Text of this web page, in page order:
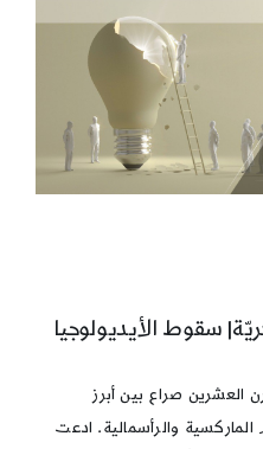
سقوط الأيديولوجيا
العشرين صراع بين أبرز
الماركسية والرأسمالية. ادعت